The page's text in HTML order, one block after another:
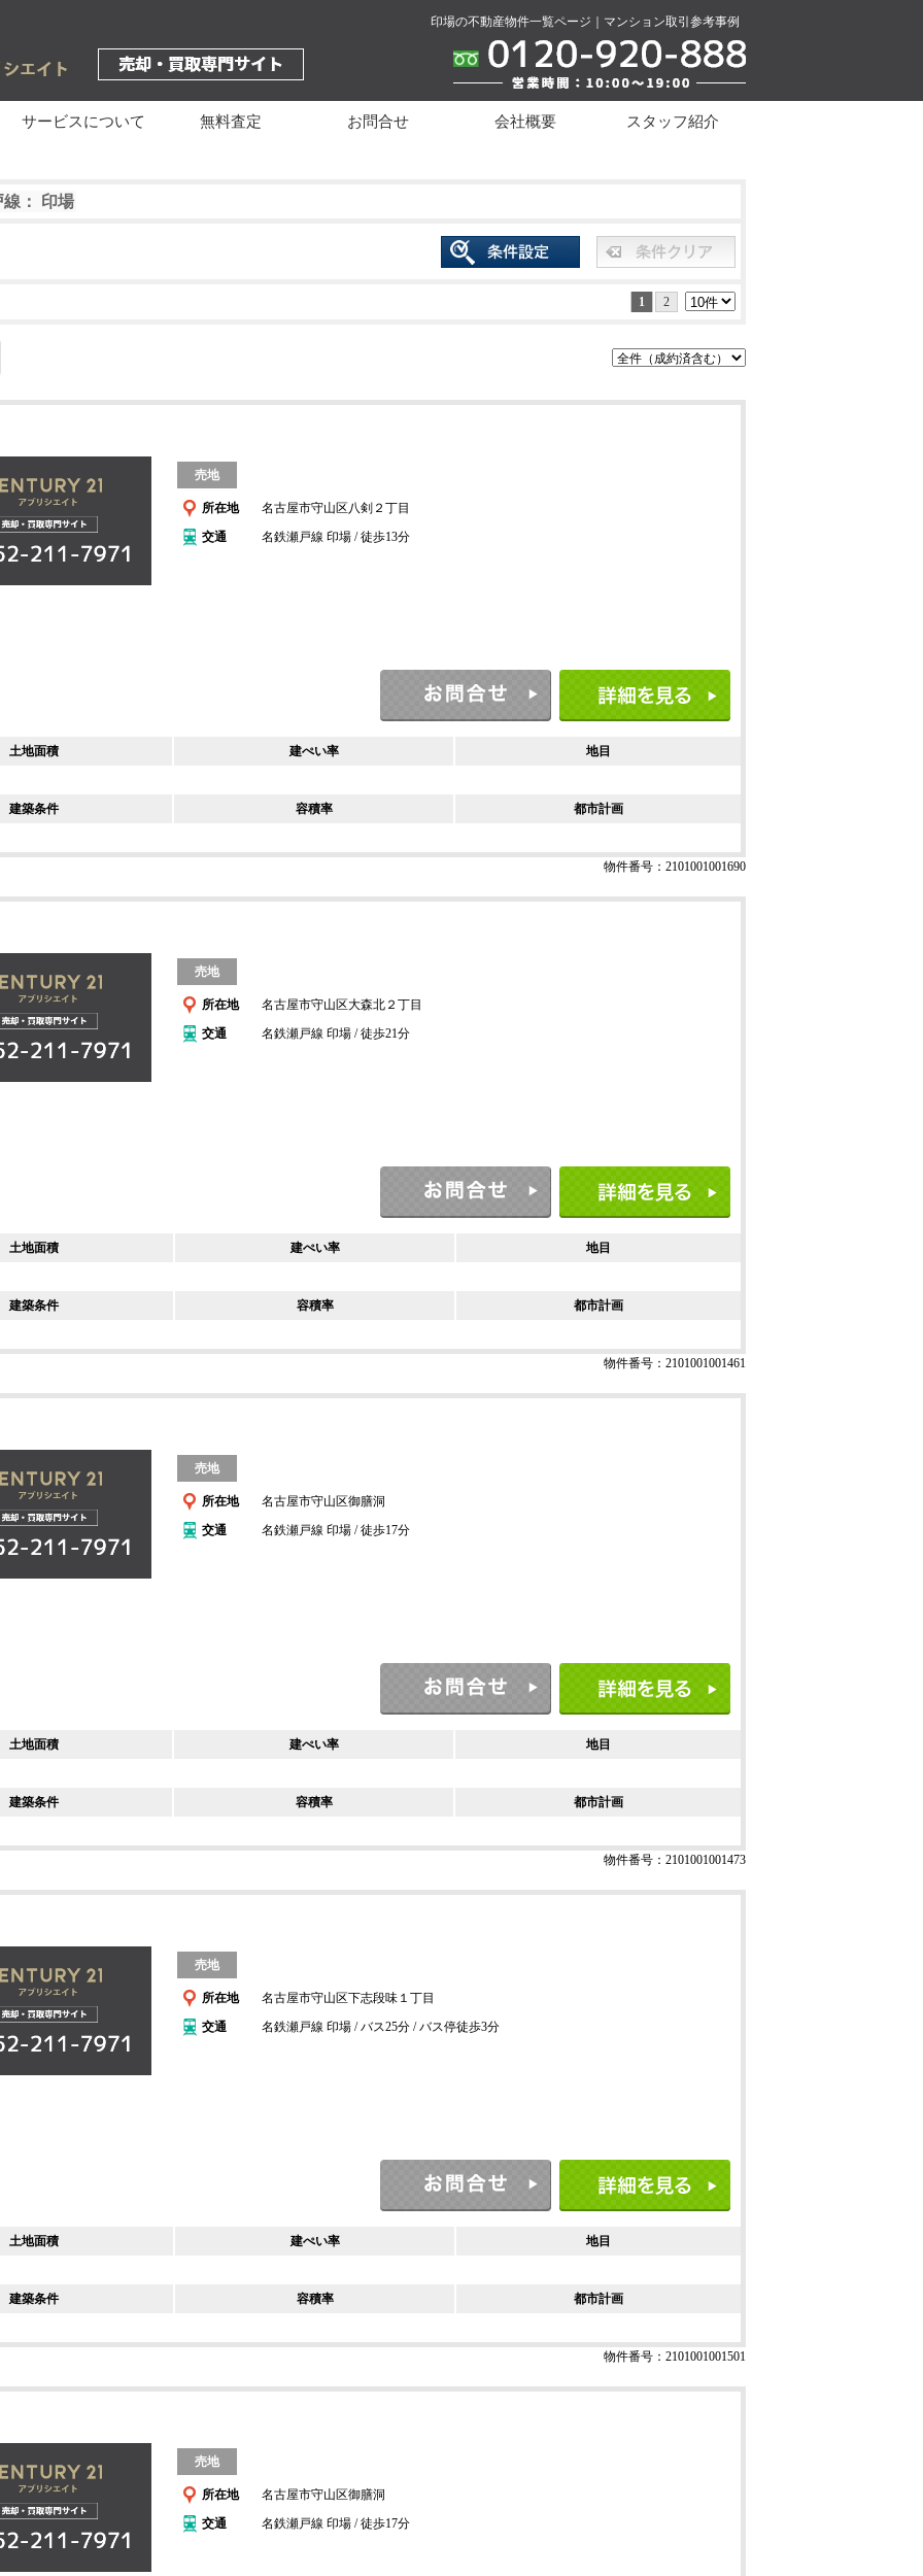
印場の不動産物件一覧ページ｜マンション取引参考事例
サービスについて 無料査定 お問合せ 会社概要 スタッフ紹介
線： 印場
1 2
売地
所在地
名古屋市守山区八剣２丁目
交通
名鉄瀬戸線 印場 / 徒歩13分
土地面積 建ぺい率 地目
建築条件 容積率 都市計画
物件番号：2101001001690
売地
所在地
名古屋市守山区大森北２丁目
交通
名鉄瀬戸線 印場 / 徒歩21分
土地面積 建ぺい率 地目
建築条件 容積率 都市計画
物件番号：2101001001461
売地
所在地
名古屋市守山区御膳洞
交通
名鉄瀬戸線 印場 / 徒歩17分
土地面積 建ぺい率 地目
建築条件 容積率 都市計画
物件番号：2101001001473
売地
所在地
名古屋市守山区下志段味１丁目
交通
名鉄瀬戸線 印場 / バス25分 / バス停徒歩3分
土地面積 建ぺい率 地目
建築条件 容積率 都市計画
物件番号：2101001001501
売地
所在地
名古屋市守山区御膳洞
交通
名鉄瀬戸線 印場 / 徒歩17分